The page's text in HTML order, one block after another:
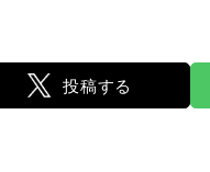
投稿する